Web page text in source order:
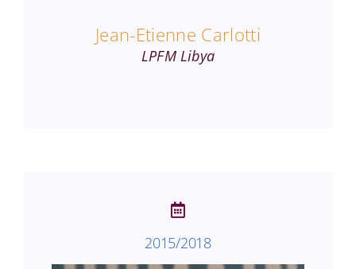
Jean-Etienne Carlotti
LPFM Libya
2015/2018